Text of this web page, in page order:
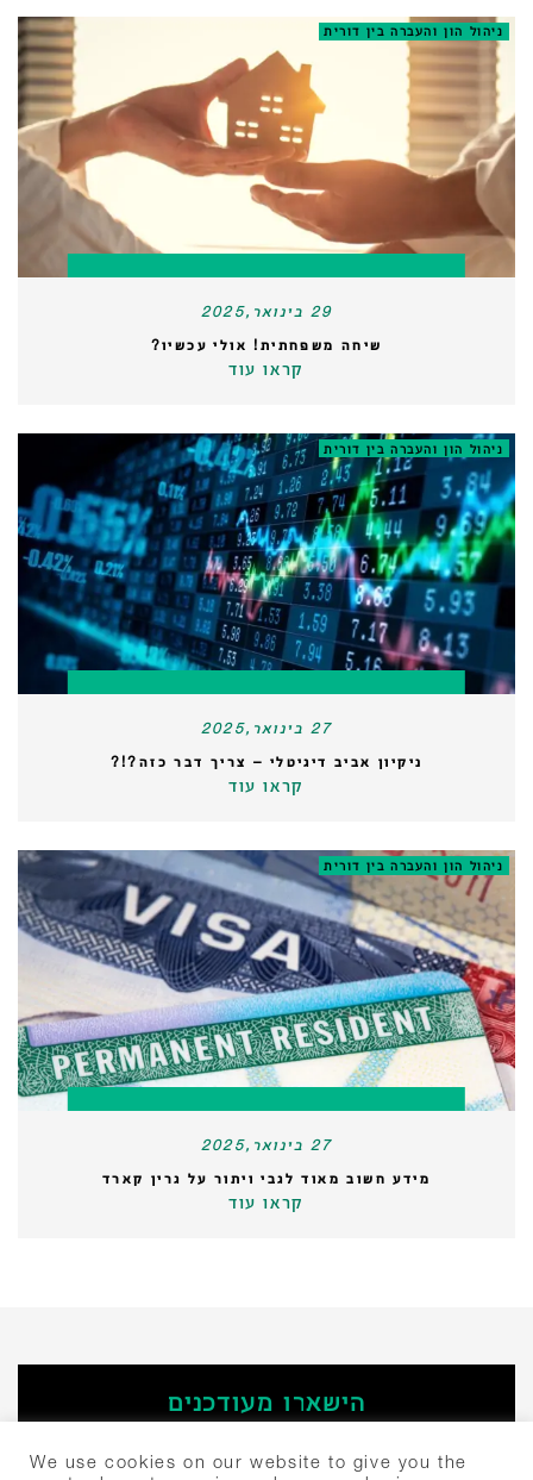
ניהול הון והעברה בין דורית
29 בינואר,2025
שיחה משפחתית! אולי עכשיו?
קראו עוד
ניהול הון והעברה בין דורית
27 בינואר,2025
ניקיון אביב דיגיטלי – צריך דבר כזה?!?
קראו עוד
ניהול הון והעברה בין דורית
27 בינואר,2025
מידע חשוב מאוד לגבי ויתור על גרין קארד
קראו עוד
הישארו מעודכנים
We use cookies on our website to give you the